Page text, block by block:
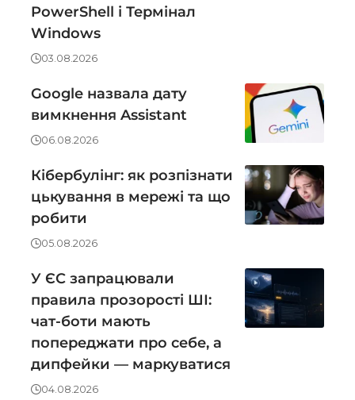
PowerShell і Термінал
Windows
03.08.2026
Google назвала дату
вимкнення Assistant
06.08.2026
Кібербулінг: як розпізнати
цькування в мережі та що
робити
05.08.2026
У ЄС запрацювали
правила прозорості ШІ:
чат-боти мають
попереджати про себе, а
дипфейки — маркуватися
04.08.2026